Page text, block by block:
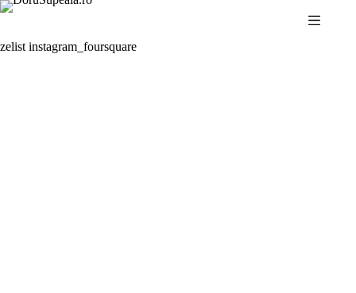
Sari
zelist instagram_foursquare